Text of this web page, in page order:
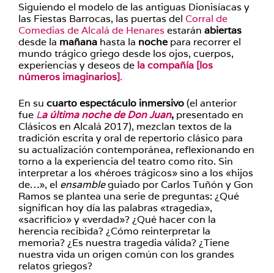
Siguiendo el modelo de las antiguas Dionisíacas y
las Fiestas Barrocas, las puertas del Corral de
Comedias de Alcalá de Henares estarán abiertas
desde la mañana hasta la noche para recorrer el
mundo trágico griego desde los ojos, cuerpos,
experiencias y deseos de la compañía [los
números imaginarios].
En su cuarto espectáculo inmersivo(el anterior
fue La última noche de Don Juan, presentado en
Clásicos en Alcalá 2017), mezclan textos de la
tradición escrita y oral de repertorio clásico para
su actualización contemporánea, reflexionando en
torno a la experiencia del teatro como rito. Sin
interpretar a los «héroes trágicos» sino a los «hijos
de…», el ensambleguiado por Carlos Tuñón y Gon
Ramos se plantea una serie de preguntas: ¿Qué
significan hoy día las palabras «tragedia»,
«sacrificio» y «verdad»? ¿Qué hacer con la
herencia recibida? ¿Cómo reinterpretar la
memoria? ¿Es nuestra tragedia válida? ¿Tiene
nuestra vida un origen común con los grandes
relatos griegos?